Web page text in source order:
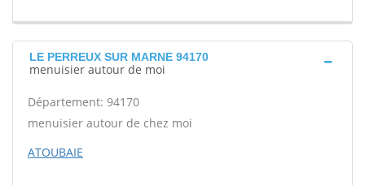
LE PERREUX SUR MARNE 94170
menuisier autour de moi
Département: 94170
menuisier autour de chez moi
ATOUBAIE